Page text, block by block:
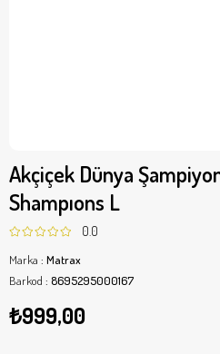
Akçiçek Dünya
Shampıons L
0.0
Marka : Matrax
Barkod : 8695295000167
₺999,00